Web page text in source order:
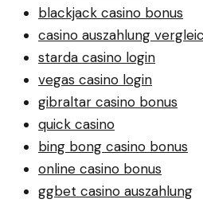
blackjack casino bonus
casino auszahlung
starda casino login
vegas casino login
gibraltar casino bonus
quick casino
bing bong casino bonus
online casino bonus
ggbet casino auszahlung